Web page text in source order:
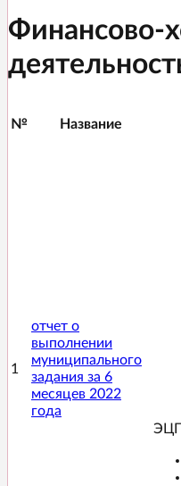
Финансово-
№ Название
1
отчет о
выполнении
муниципального
задания за 6
месяцев 2022
года
ЭЦП️